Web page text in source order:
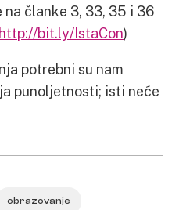
članke 3, 33, 35 i 36
http://bit.ly/IstaCon)
potrebni su nam
punoljetnosti; isti neće
obrazovanje